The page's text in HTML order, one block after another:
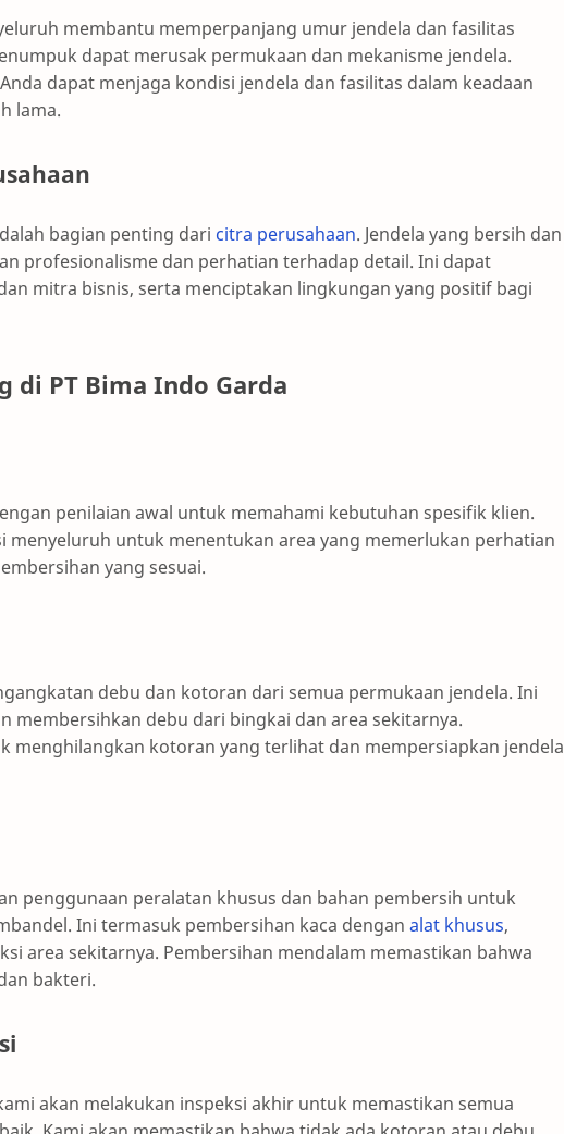
membantu memperpanjang umur jendela dan fasilitas
dapat merusak permukaan dan mekanisme jendela.
dapat menjaga kondisi jendela dan fasilitas dalam keadaan
lama.
bagian penting dari citra perusahaan. Jendela yang bersih dan
profesionalisme dan perhatian terhadap detail. Ini dapat
mitra bisnis, serta menciptakan lingkungan yang positif bagi
di PT Bima Indo Garda
penilaian awal untuk memahami kebutuhan spesifik klien.
menyeluruh untuk menentukan area yang memerlukan perhatian
yang sesuai.
debu dan kotoran dari semua permukaan jendela. Ini
membersihkan debu dari bingkai dan area sekitarnya.
menghilangkan kotoran yang terlihat dan mempersiapkan jendela
penggunaan peralatan khusus dan bahan pembersih untuk
Ini termasuk pembersihan kaca dengan alat khusus,
area sekitarnya. Pembersihan mendalam memastikan bahwa
bakteri.
akan melakukan inspeksi akhir untuk memastikan semua